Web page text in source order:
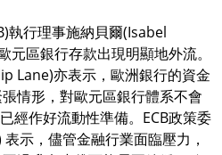
執行理事施納貝爾(Isabel
區銀行存款出現明顯地外流。
Lane)亦表示，歐洲銀行的資金
情形，對歐元區銀行體系不會
經作好流動性準備。ECB政策委
示，儘管金融行業面臨壓力，